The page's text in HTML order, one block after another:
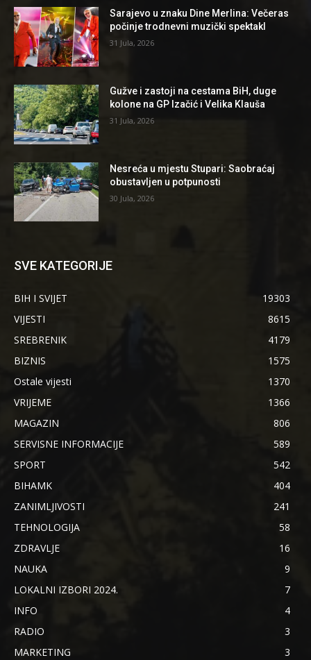
Sarajevo u znaku Dine Merlina: Večeras
počinje trodnevni muzički spektakl
31 Jula, 2026
Gužve i zastoji na cestama BiH, duge
kolone na GP Izačić i Velika Klauša
31 Jula, 2026
Nesreća u mjestu Stupari: Saobraćaj
obustavljen u potpunosti
30 Jula, 2026
SVE KATEGORIJE
BIH I SVIJET
19303
VIJESTI
8615
SREBRENIK
4179
BIZNIS
1575
Ostale vijesti
1370
VRIJEME
1366
MAGAZIN
806
SERVISNE INFORMACIJE
589
SPORT
542
BIHAMK
404
ZANIMLJIVOSTI
241
TEHNOLOGIJA
58
ZDRAVLJE
16
NAUKA
9
LOKALNI IZBORI 2024.
7
INFO
4
RADIO
3
MARKETING
3